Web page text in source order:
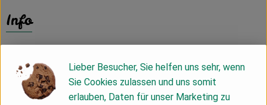
Info
Produktinformationen
Lieber Besucher, Sie helfen uns sehr, wenn
Sie Cookies zulassen und uns somit
erlauben, Daten für unser Marketing zu